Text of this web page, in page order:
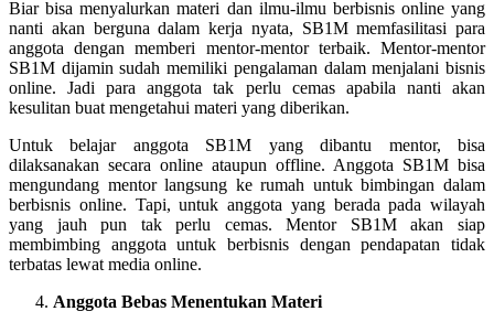
Biar bisa menyalurkan materi dan ilmu-ilmu berbisnis online yang
nanti akan berguna dalam kerja nyata, SB1M memfasilitasi para
anggota dengan memberi mentor-mentor terbaik. Mentor-mentor
SB1M dijamin sudah memiliki pengalaman dalam menjalani bisnis
online. Jadi para anggota tak perlu cemas apabila nanti akan
kesulitan buat mengetahui materi yang diberikan.
Untuk belajar anggota SB1M yang dibantu mentor, bisa
dilaksanakan secara online ataupun offline. Anggota SB1M bisa
mengundang mentor langsung ke rumah untuk bimbingan dalam
berbisnis online. Tapi, untuk anggota yang berada pada wilayah
yang jauh pun tak perlu cemas. Mentor SB1M akan siap
membimbing anggota untuk berbisnis dengan pendapatan tidak
terbatas lewat media online.
Anggota Bebas Menentukan Materi